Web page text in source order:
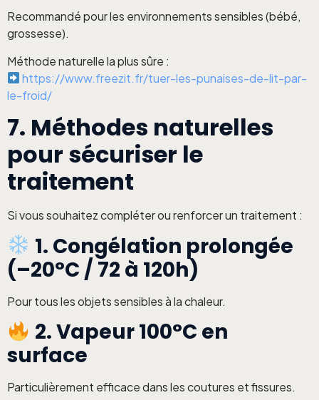
Recommandé pour les environnements sensibles (bébé,
grossesse).
Méthode naturelle la plus sûre :
https://www.freezit.fr/tuer-les-punaises-de-lit-par-
le-froid/
7. Méthodes naturelles
pour sécuriser le
traitement
Si vous souhaitez compléter ou renforcer un traitement :
1. Congélation prolongée
(–20°C / 72 à 120h)
Pour tous les objets sensibles à la chaleur.
2. Vapeur 100°C en
surface
Particulièrement efficace dans les coutures et fissures.